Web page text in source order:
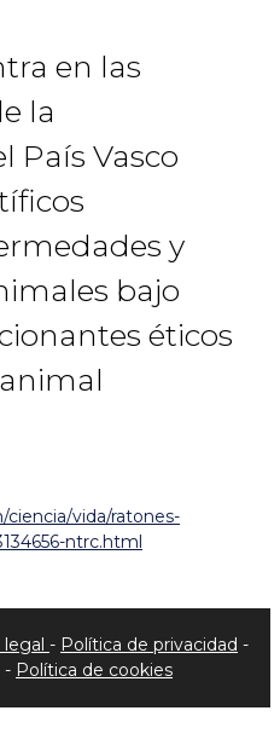
en las
la
País Vasco
y
bajo
éticos
vida/ratones-
ntrc.html
legal - Política de privacidad -
- Política de cookies